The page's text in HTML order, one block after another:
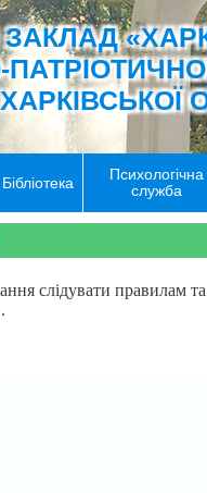
Бібліотека
Психологічна
служба
слідувати